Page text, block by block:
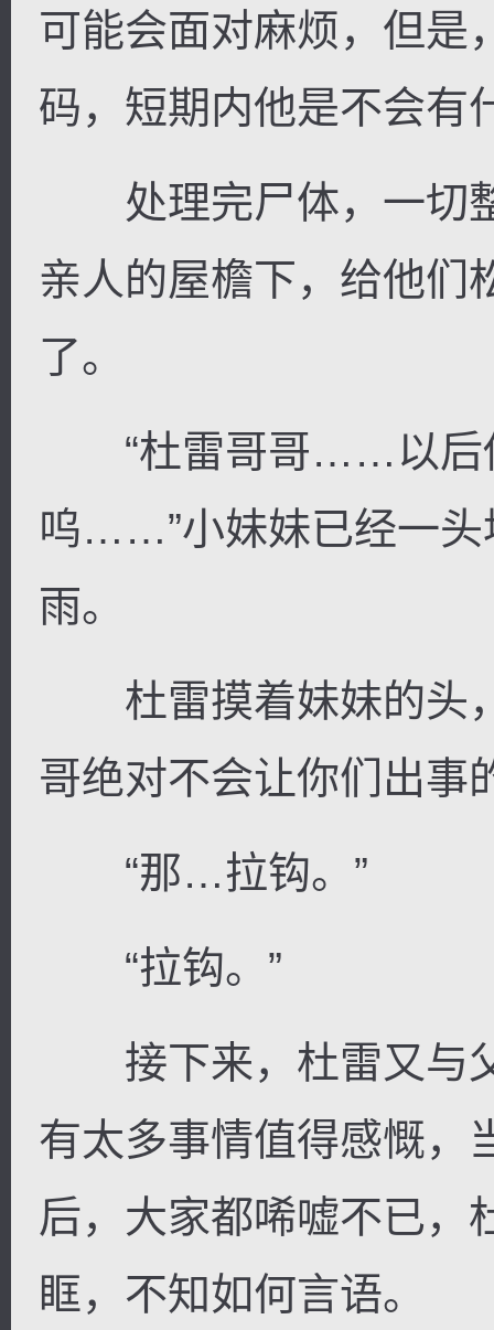
可能会面对麻烦，但是
码，短期内他是不会有
处理完尸体，一切
亲人的屋檐下，给他们
了。
“杜雷哥哥……以后
呜……”小妹妹已经一头
雨。
杜雷摸着妹妹的头，
哥绝对不会让你们出事
“那…拉钩。”
“拉钩。”
接下来，杜雷又与
有太多事情值得感慨，
后，大家都唏嘘不已，
眶，不知如何言语。